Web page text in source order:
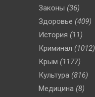
Законы (36)
Здоровье (409)
История (11)
Криминал (1012)
Крым (1177)
Культура (816)
Медицина (8)